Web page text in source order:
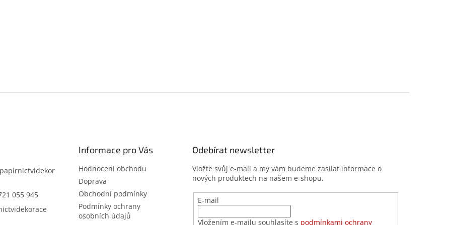
papirnictvidekor
055 945
Informace pro Vás
Hodnocení obchodu
Doprava
Obchodní podmínky
Podmínky ochrany
osobních údajů
Odebírat newsletter
Vložte svůj e-mail a my vám budeme zasílat informace o
nových produktech na našem e-shopu.
E-mail
Vložením e-mailu souhlasíte s podmínkami ochrany